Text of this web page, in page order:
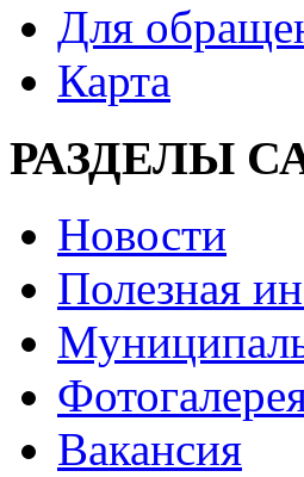
Для
Карта
РАЗДЕЛЫ
Новости
Полезная
Вакансия